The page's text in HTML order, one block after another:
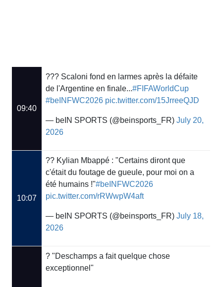
09:40
??? Scaloni fond en larmes après la défaite
de l'Argentine en finale...#FIFAWorldCup
#beINFWC2026 pic.twitter.com/15JrreeQJD
— beIN SPORTS (@beinsports_FR) July 20,
2026
10:07
?? Kylian Mbappé : "Certains diront que
c'était du foutage de gueule, pour moi on a
été humains !"#beINFWC2026
pic.twitter.com/rRWwpW4aft
— beIN SPORTS (@beinsports_FR) July 18,
2026
?️ "Deschamps a fait quelque chose
exceptionnel"